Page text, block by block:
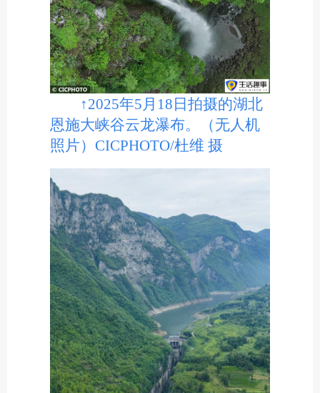
↑2025年5月18日拍摄的湖北
恩施大峡谷云龙瀑布。（无人机
照片）CICPHOTO/杜维 摄